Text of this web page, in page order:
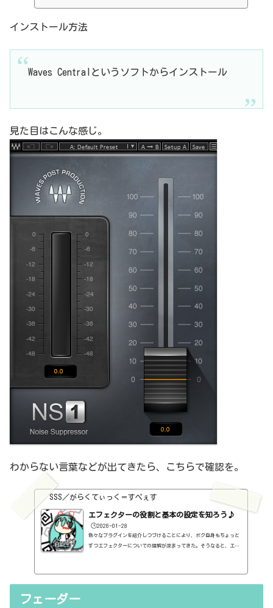
インストール方法
Waves Centralというソフトからインストール
見た目はこんな感じ。
わからない言葉などが出てきたら、こちらで確認を。
SSS／がらくてぃっく＝すぺぇす
エフェクターの役割と基本の設定を知ろう♪
🕒️2026-01-28
色々なプラグインを紹介しつづけることにより、ボク自身もちょっと
ずつエフェクターについての理解が深まってきた。そうなると、エフ
フェーダー